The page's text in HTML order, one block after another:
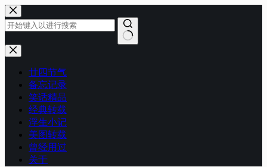
跳
至
内
容
无
廿四节气
备忘记录
笑话精品
经典转载
浮生小记
美图转载
曾经用过
关于